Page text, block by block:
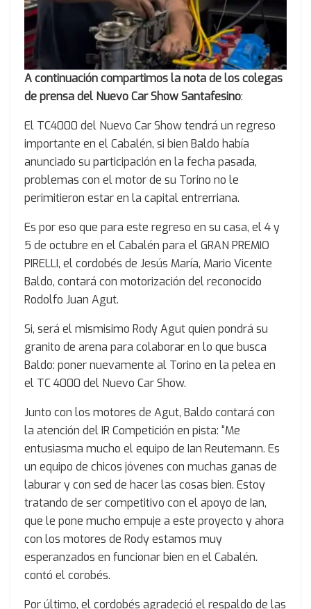
A continuación compartimos la nota de los colegas
de prensa del Nuevo Car Show Santafesino:
El TC4000 del Nuevo Car Show tendrá un regreso
importante en el Cabalén, si bien Baldo había
anunciado su participación en la fecha pasada,
problemas con el motor de su Torino no le
perimitieron estar en la capital entrerriana.
Es por eso que para este regreso en su casa, el 4 y
5 de octubre en el Cabalén para el GRAN PREMIO
PIRELLI, el cordobés de Jesús María, Mario Vicente
Baldo, contará con motorización del reconocido
Rodolfo Juan Agut.
Si, será el mismisimo Rody Agut quien pondrá su
granito de arena para colaborar en lo que busca
Baldo: poner nuevamente al Torino en la pelea en
el TC 4000 del Nuevo Car Show.
Junto con los motores de Agut, Baldo contará con
la atención del IR Competición en pista: “Me
entusiasma mucho el equipo de Ian Reutemann. Es
un equipo de chicos jóvenes con muchas ganas de
laburar y con sed de hacer las cosas bien. Estoy
tratando de ser competitivo con el apoyo de Ian,
que le pone mucho empuje a este proyecto y ahora
con los motores de Rody estamos muy
esperanzados en funcionar bien en el Cabalén.
contó el corobés.
Por último, el cordobés agradeció el respaldo de las